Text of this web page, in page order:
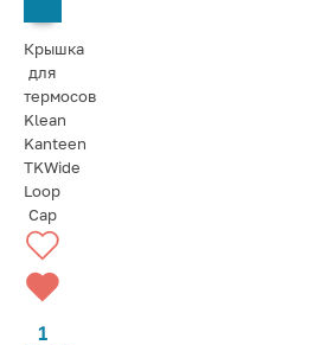
Крышка
для
термосов
Klean
Kanteen
TKWide
Loop
Cap
1